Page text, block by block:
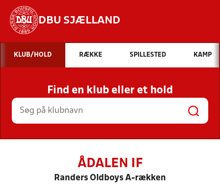
DBU SJÆLLAND
Hvad vil du søge efter?
INDHOLD OG NYHEDER
STILLINGER, RESULTATER, KLUBBER OG
HOLD
KLUB/HOLD RÆKKE SPILLESTED KAMP
Find en klub eller et hold
ÅDALEN IF
Randers Oldboys A-rækken